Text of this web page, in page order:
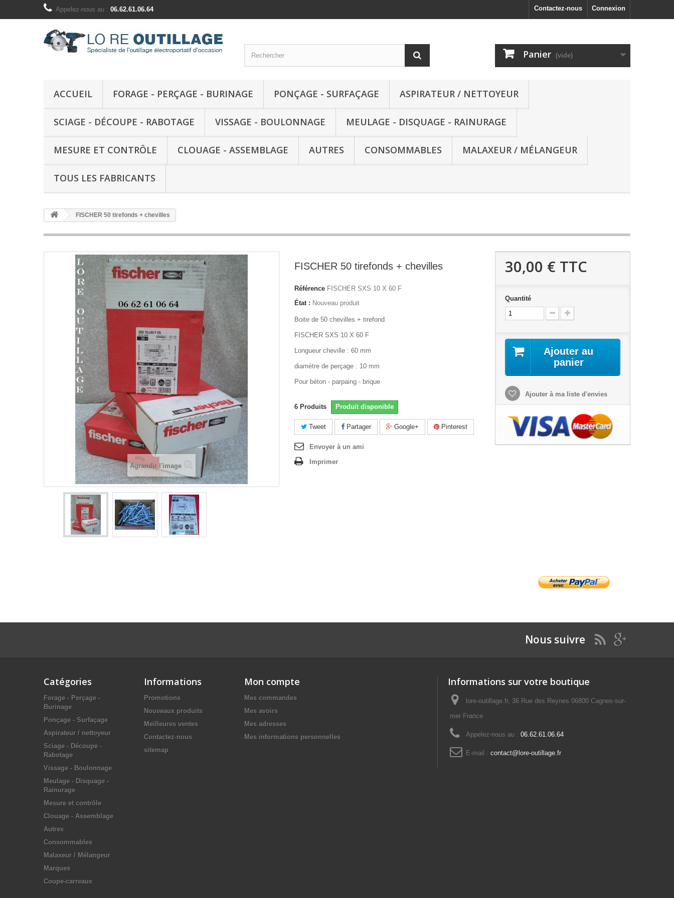
Connexion
Contactez-nous
Appelez-nous au : 06.62.61.06.64
Panier (vide)
ACCUEIL FORAGE - PERÇAGE - BURINAGE PONÇAGE - SURFAÇAGE ASPIRATEUR / NETTOYEUR
SCIAGE - DÉCOUPE - RABOTAGE VISSAGE - BOULONNAGE MEULAGE - DISQUAGE - RAINURAGE
MESURE ET CONTRÔLE CLOUAGE - ASSEMBLAGE AUTRES CONSOMMABLES MALAXEUR / MÉLANGEUR
TOUS LES FABRICANTS
FISCHER 50 tirefonds + chevilles
Agrandir l'image
FISCHER 50 tirefonds + chevilles
Référence FISCHER SXS 10 X 60 F
État : Nouveau produit
Boite de 50 chevilles + tirefond
FISCHER SXS 10 X 60 F
Longueur cheville : 60 mm
diamètre de perçage : 10 mm
Pour béton - parpaing - brique
6 Produits Produit disponible
Tweet Partager Google+ Pinterest
Envoyer à un ami
Imprimer
30,00 € TTC
Quantité
Ajouter au
panier
Ajouter à ma liste d'envies
Nous suivre
Catégories
Forage - Perçage -
Burinage
Ponçage - Surfaçage
Aspirateur / nettoyeur
Sciage - Découpe -
Rabotage
Vissage - Boulonnage
Meulage - Disquage -
Rainurage
Mesure et contrôle
Clouage - Assemblage
Autres
Consommables
Malaxeur / Mélangeur
Marques
Coupe-carreaux
Informations
Promotions
Nouveaux produits
Meilleures ventes
Contactez-nous
sitemap
Mon compte
Mes commandes
Mes avoirs
Mes adresses
Mes informations personnelles
Informations sur votre boutique
lore-outillage.fr, 36 Rue des Reynes 06800 Cagnes-sur-
mer France
Appelez-nous au : 06.62.61.06.64
E-mail : contact@lore-outillage.fr